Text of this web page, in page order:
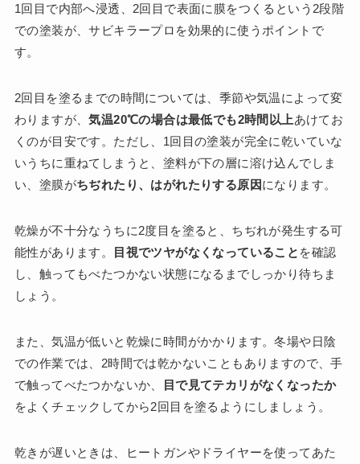
1回目で内部へ浸透、2回目で表面に膜をつくるという2段階
での塗装が、サビキラープロを効果的に使うポイントで
す。
2回目を塗るまでの時間については、季節や気温によって変
わりますが、気温20℃の場合は最低でも2時間以上あけてお
くのが目安です。ただし、1回目の塗装が完全に乾いていな
いうちに重ねてしまうと、塗料が下の層に溶け込んでしま
い、塗膜がちぢれたり、はがれたりする原因になります。
乾燥が不十分なうちに2度目を塗ると、ちぢれが発生する可
能性があります。
目視でツヤがなくなっていること を確認
し、触ってもべたつかない状態になるまでしっかり待ちま
しょう。
また、気温が低いと乾燥に時間がかかります。冬場や日陰
での作業では、2時間では乾かないこともありますので、手
で触ってべたつかないか、
目で見てテカリがなくなったか
をよくチェックしてから2回目を塗るようにしましょう。
乾きが遅いときは、ヒートガンやドライヤーを使ってあた